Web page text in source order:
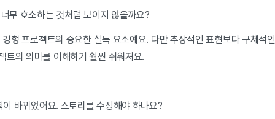
무 호소하는 것처럼 보이지 않을까요?
형 프로젝트의 중요한 설득 요소예요. 다만 추상적인 표현보다 구체적
트의 의미를 이해하기 훨씬 쉬워져요.
바뀌었어요. 스토리를 수정해야 하나요?